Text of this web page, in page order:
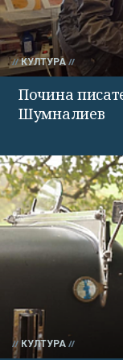
КУЛТУРА
Почина
Шумналиев
КУЛТУРА